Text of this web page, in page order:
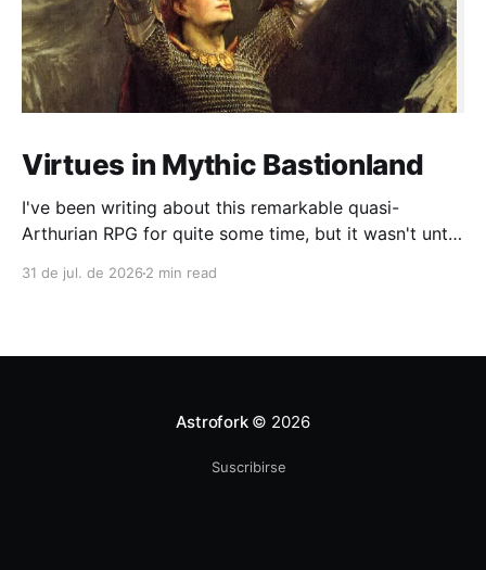
Virtues in Mythic Bastionland
I've been writing about this remarkable quasi-
Arthurian RPG for quite some time, but it wasn't until
lasting more than four sessions (and we're still
31 de jul. de 2026 2 min read
Astrofork© 2026
Suscribirse